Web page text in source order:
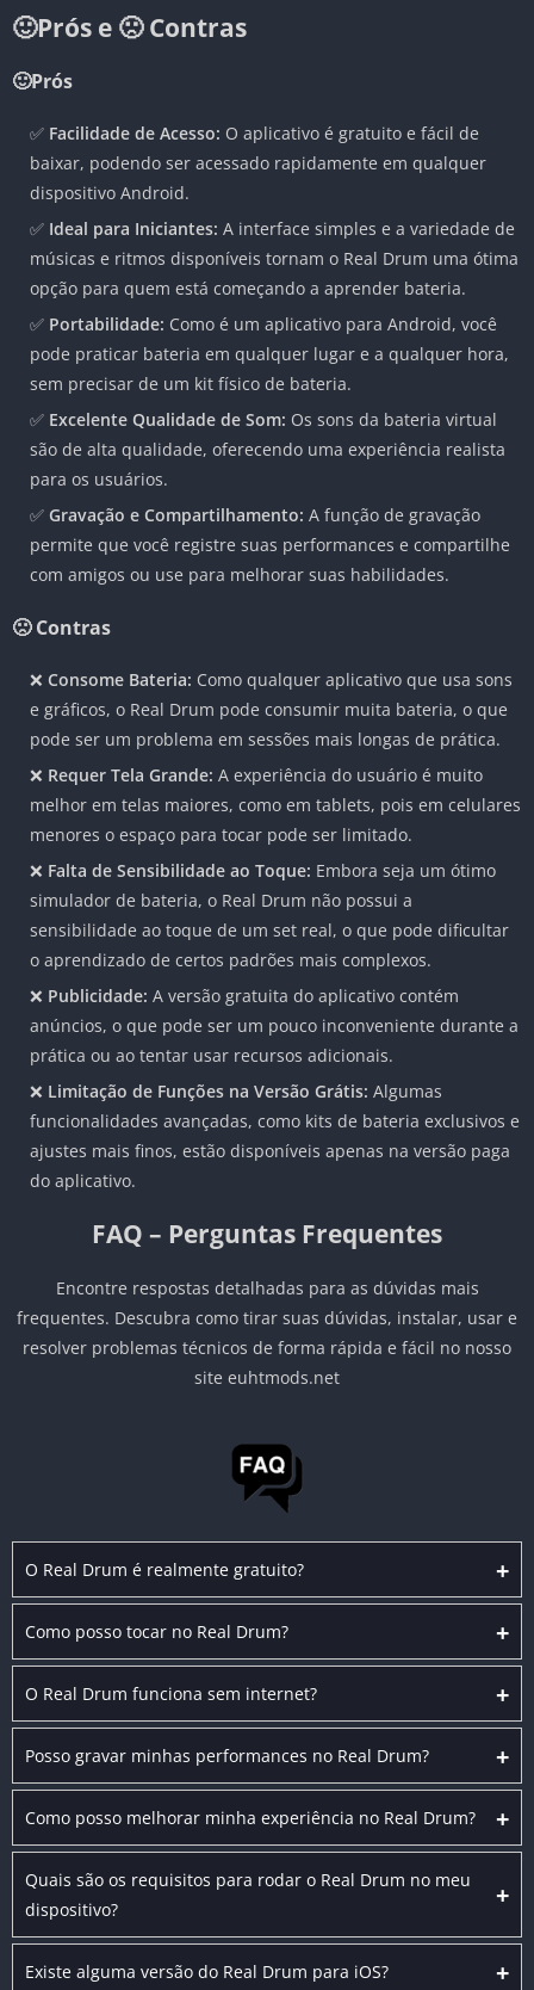
🙂Prós e 🙁 Contras
🙂Prós
✅ Facilidade de Acesso: O aplicativo é gratuito e fácil de
baixar, podendo ser acessado rapidamente em qualquer
dispositivo Android.
✅ Ideal para Iniciantes: A interface simples e a variedade de
músicas e ritmos disponíveis tornam o Real Drum uma ótima
opção para quem está começando a aprender bateria.
✅ Portabilidade: Como é um aplicativo para Android, você
pode praticar bateria em qualquer lugar e a qualquer hora,
sem precisar de um kit físico de bateria.
✅ Excelente Qualidade de Som: Os sons da bateria virtual
são de alta qualidade, oferecendo uma experiência realista
para os usuários.
✅ Gravação e Compartilhamento: A função de gravação
permite que você registre suas performances e compartilhe
com amigos ou use para melhorar suas habilidades.
🙁 Contras
❌ Consome Bateria: Como qualquer aplicativo que usa sons
e gráficos, o Real Drum pode consumir muita bateria, o que
pode ser um problema em sessões mais longas de prática.
❌ Requer Tela Grande: A experiência do usuário é muito
melhor em telas maiores, como em tablets, pois em celulares
menores o espaço para tocar pode ser limitado.
❌ Falta de Sensibilidade ao Toque: Embora seja um ótimo
simulador de bateria, o Real Drum não possui a
sensibilidade ao toque de um set real, o que pode dificultar
o aprendizado de certos padrões mais complexos.
❌ Publicidade: A versão gratuita do aplicativo contém
anúncios, o que pode ser um pouco inconveniente durante a
prática ou ao tentar usar recursos adicionais.
❌ Limitação de Funções na Versão Grátis: Algumas
funcionalidades avançadas, como kits de bateria exclusivos e
ajustes mais finos, estão disponíveis apenas na versão paga
do aplicativo.
FAQ – Perguntas Frequentes
Encontre respostas detalhadas para as dúvidas mais
frequentes. Descubra como tirar suas dúvidas, instalar, usar e
resolver problemas técnicos de forma rápida e fácil no nosso
site euhtmods.net
+
O Real Drum é realmente gratuito?
+
Como posso tocar no Real Drum?
+
O Real Drum funciona sem internet?
+
Posso gravar minhas performances no Real Drum?
+
Como posso melhorar minha experiência no Real Drum?
+
Quais são os requisitos para rodar o Real Drum no meu
dispositivo?
+
Existe alguma versão do Real Drum para iOS?